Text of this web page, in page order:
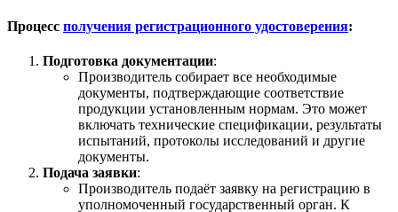
Процесс получения регистрационного удостоверения:
Подготовка документации:
Производитель собирает все необходимые
документы, подтверждающие соответствие
продукции установленным нормам. Это может
включать технические спецификации, результаты
испытаний, протоколы исследований и другие
документы.
Подача заявки:
Производитель подаёт заявку на регистрацию в
уполномоченный государственный орган. К